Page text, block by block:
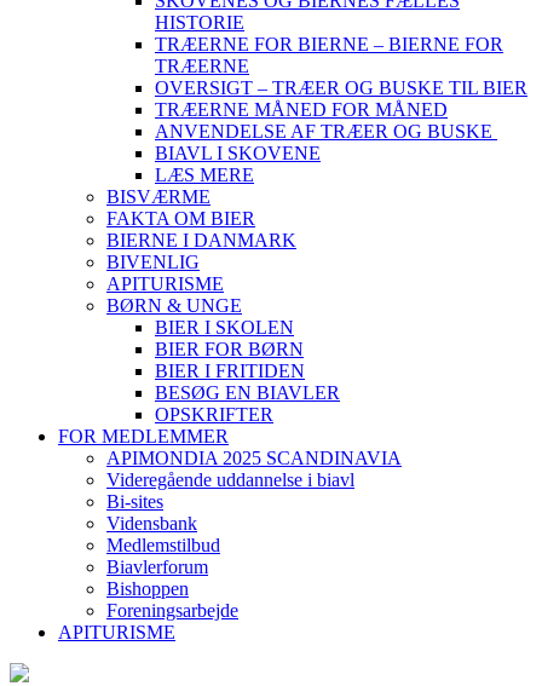
HISTORIE
TRÆERNE FOR BIERNE – BIERNE FOR
TRÆERNE
OVERSIGT – TRÆER OG BUSKE TIL BIER
TRÆERNE MÅNED FOR MÅNED
ANVENDELSE AF TRÆER OG BUSKE
BIAVL I SKOVENE
LÆS MERE
BISVÆRME
FAKTA OM BIER
BIERNE I DANMARK
BIVENLIG
APITURISME
BØRN & UNGE
BIER I SKOLEN
BIER FOR BØRN
BIER I FRITIDEN
BESØG EN BIAVLER
OPSKRIFTER
FOR MEDLEMMER
APIMONDIA 2025 SCANDINAVIA
Videregående uddannelse i biavl
Bi-sites
Vidensbank
Medlemstilbud
Biavlerforum
Bishoppen
Foreningsarbejde
APITURISME